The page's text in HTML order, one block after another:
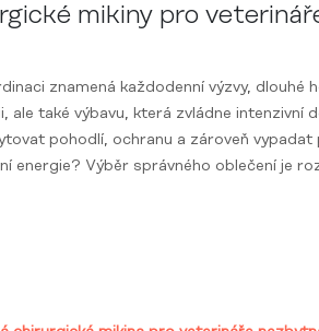
mikiny pro
znamená každodenní výzvy,
ale také výbavu, která zvládne
pohodlí, ochranu a zároveň
energie? Výběr správného oblečení je